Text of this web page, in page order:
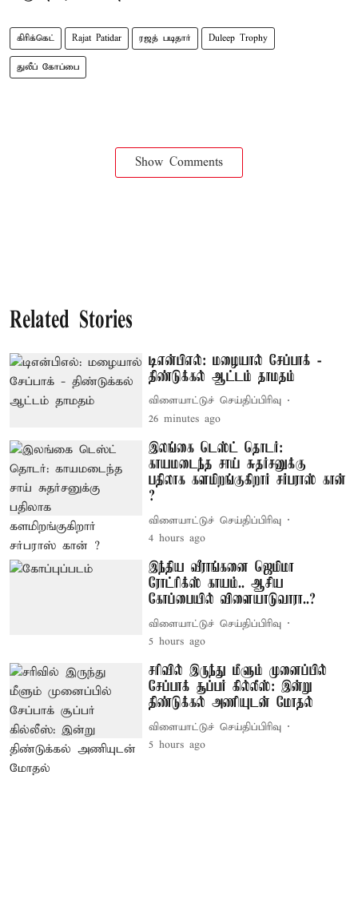
கிரிக்கெட் Rajat Patidar ரஜத் படிதார் Duleep Trophy
துலீப் கோப்பை
Show Comments
Related Stories
டிஎன்பிஎல்: மழையால் சேப்பாக் -
திண்டுக்கல் ஆட்டம் தாமதம்
விளையாட்டுச் செய்திப்பிரிவு
26 minutes ago
இலங்கை டெஸ்ட் தொடர்:
காயமடைந்த சாய் சுதர்சனுக்கு
பதிலாக களமிறங்குகிறார் சர்பராஸ் கான்
?
விளையாட்டுச் செய்திப்பிரிவு
4 hours ago
இந்திய வீராங்கனை ஜெமிமா
ரோட்ரிக்ஸ் காயம்.. ஆசிய
கோப்பையில் விளையாடுவாரா..?
விளையாட்டுச் செய்திப்பிரிவு
5 hours ago
சரிவில் இருந்து மீளும் முனைப்பில்
சேப்பாக் சூப்பர் கில்லீஸ்: இன்று
திண்டுக்கல் அணியுடன் மோதல்
விளையாட்டுச் செய்திப்பிரிவு
5 hours ago